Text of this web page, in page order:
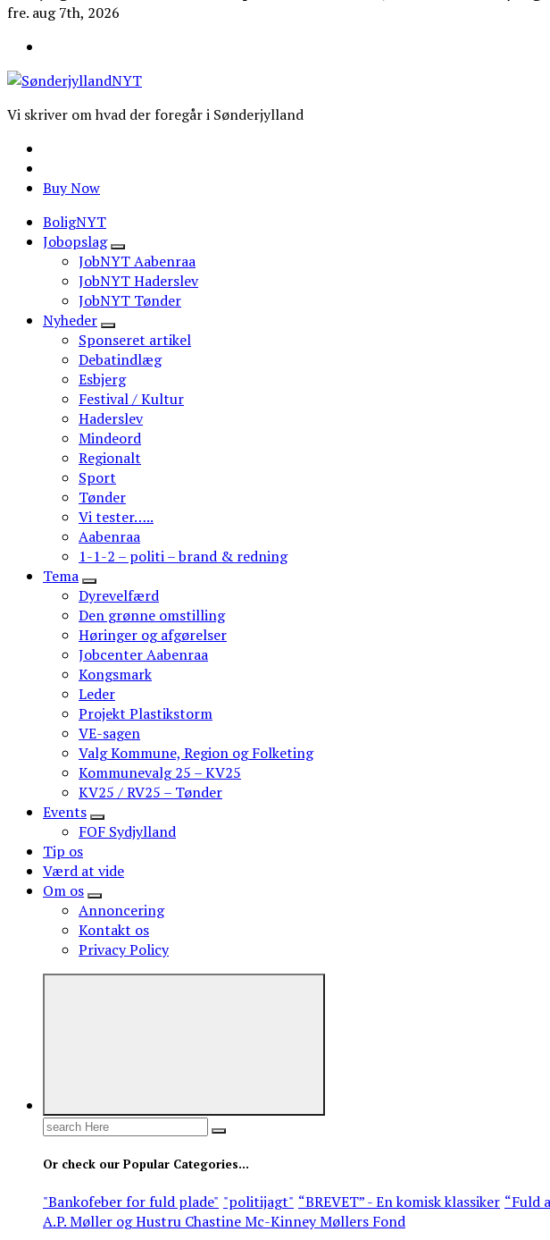
fre. aug 7th, 2026
Vi skriver om hvad der foregår i Sønderjylland
Buy Now
BoligNYT
Jobopslag
JobNYT Aabenraa
JobNYT Haderslev
JobNYT Tønder
Nyheder
Sponseret artikel
Debatindlæg
Esbjerg
Festival / Kultur
Haderslev
Mindeord
Regionalt
Sport
Tønder
Vi tester…..
Aabenraa
1-1-2 – politi – brand & redning
Tema
Dyrevelfærd
Den grønne omstilling
Høringer og afgørelser
Jobcenter Aabenraa
Kongsmark
Leder
Projekt Plastikstorm
VE-sagen
Valg Kommune, Region og Folketing
Kommunevalg 25 – KV25
KV25 / RV25 – Tønder
Events
FOF Sydjylland
Tip os
Værd at vide
Om os
Annoncering
Kontakt os
Privacy Policy
Search
Or check our Popular Categories...
"Bankofeber for fuld plade" "politijagt" “BREVET” - En komisk klassiker “Fuld
A.P. Møller og Hustru Chastine Mc-Kinney Møllers Fond